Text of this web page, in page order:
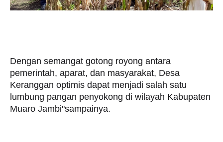
​Dengan semangat gotong royong antara
pemerintah, aparat, dan masyarakat, Desa
Keranggan optimis dapat menjadi salah satu
lumbung pangan penyokong di wilayah Kabupaten
Muaro Jambi"sampainya.